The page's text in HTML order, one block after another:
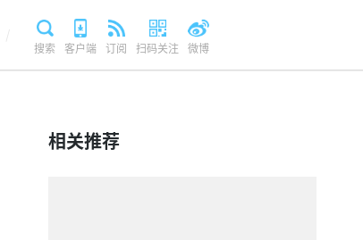
搜索 客户端 订阅 扫码关注 微博
相关推荐